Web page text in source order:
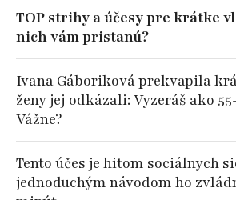
TOP strihy a účesy pre krátke
nich vám pristanú?
Ivana Gáboriková prekvapila
ženy jej odkázali: Vyzeráš ako
Vážne?
Tento účes je hitom sociálnych
jednoduchým návodom ho